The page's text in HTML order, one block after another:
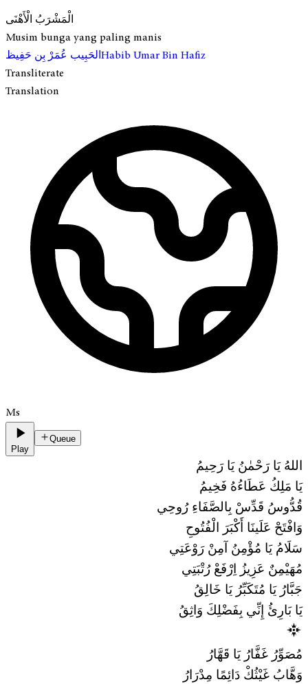
الْمَشْرَبُ الْأَهْنَى
Musim bunga yang paling manis
الحَبِيب عُمَرْ بِن حَفِيظHabib Umar Bin Hafiz
Transliterate
Translation
Ms
Play
Queue
اللهُ يَا رَحْمٰنُ يَا رَحِيمُ
يَا مَلِكُ عَطَاءُهُ فَخِيمُ
قُدُّوسُ قَدِّسْ بِالصَّفَاءِ رُوحِي
وَافْتَحْ عَلَينَا أَكْبَرَ الْفُتُوحِ
سَلَامُ يَا مُؤْمِنُ آمِنْ رَوْعَتِي
مُهَيْمِنٌ عَزِيزُ اِرْفَعْ رُتْبَتِي
جَبَّارُ يَا مُتَكَبِّرُ يَا خَالِقُ
يَا بَارِئُ إِنِّي بِفَضْلِكَ وَاثِقُ
مُصَوِّرُ غَفَّارُ يَا قَهَّارُ
وَهَّابُ غَيْثُكْ دَائِمًا مِدْرَارُ